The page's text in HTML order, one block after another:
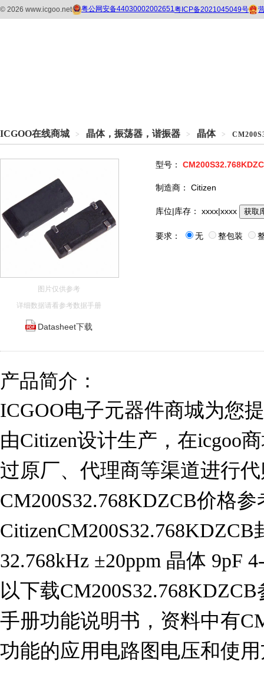
ICGOO在线商城 > 晶体，振荡器，谐振器 > 晶体 >
图片仅供参考
详细数据请看参考数据手册
Datasheet下载
型号：
制造商： Citizen
库位|库存： xxxx|xxxx 获取
要求： 无 整包装
产品简介：
ICGOO电子元器件商城为您
由Citizen设计生产，在icgoo
过原厂、代理商等渠道进行
CM200S32.768KDZCB价格参
32.768kHz ±20ppm 晶体 9pF
以下载
手册功能说明书，资料中有
功能的应用电路图电压和使